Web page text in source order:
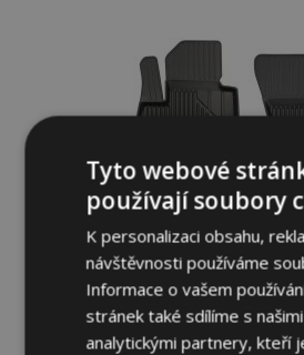
Tyto webové
používají soubory
K personalizaci obsahu,
návštěvnosti používáme
Informace o vašem
stránek také sdílíme s
analytickými partnery, kteří